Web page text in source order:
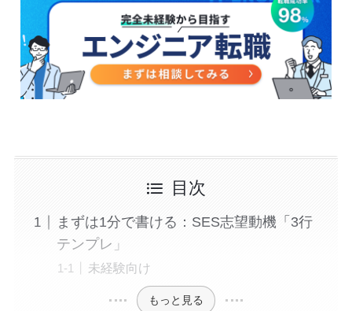
目次
まずは1分で書ける：SES志望動機「3行
テンプレ」
未経験向け
もっと見る